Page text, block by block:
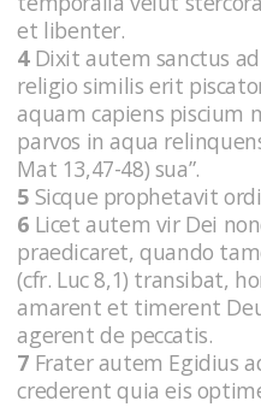
et libenter.
4Dixit autem sanctus
religio similis erit
aquam capiens piscium
parvos in aqua
Mat 13,47-48) sua”.
5 Sicque prophetavit
6 Licet autem vir Dei
praedicaret, quando
(cfr. Luc 8,1) transibat,
amarent et timerent
agerent de peccatis.
7 Frater autem Egidius
crederent quia eis